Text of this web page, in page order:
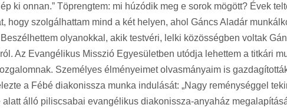
ki onnan.” Töprengtem: mi húzódik meg e sorok mögött? Évek
hogy szolgálhattam mind a két helyen, ahol Gáncs Aladár
olyanokkal, akik testvéri, lelki közösségben voltak
Az Evangélikus Misszió Egyesületben utódja lehettem a titkári
Személyes élményeimet olvasmányaim is
a Fébé diakonissza munka indulását: „Nagy reménységgel
álló piliscsabai evangélikus diakonissza-anyaház